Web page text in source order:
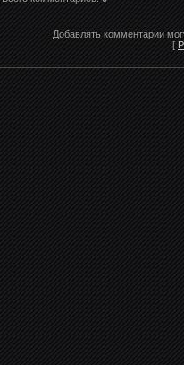
Добавлять комментарии
[